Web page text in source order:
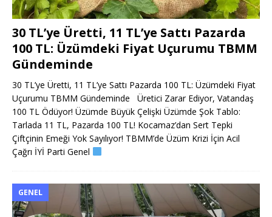
30 TL’ye Üretti, 11 TL’ye Sattı Pazarda
100 TL: Üzümdeki Fiyat Uçurumu TBMM
Gündeminde
30 TL’ye Üretti, 11 TL’ye Sattı Pazarda 100 TL: Üzümdeki Fiyat
Uçurumu TBMM Gündeminde Üretici Zarar Ediyor, Vatandaş
100 TL Ödüyor! Üzümde Büyük Çelişki Üzümde Şok Tablo:
Tarlada 11 TL, Pazarda 100 TL! Kocamaz’dan Sert Tepki
Çiftçinin Emeği Yok Sayılıyor! TBMM’de Üzüm Krizi İçin Acil
Çağrı İYİ Parti Genel
GENEL